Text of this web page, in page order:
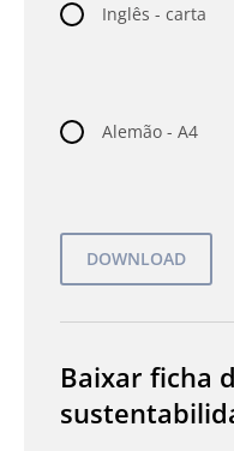
Inglês - carta
Alemão - A4
Baixar ficha